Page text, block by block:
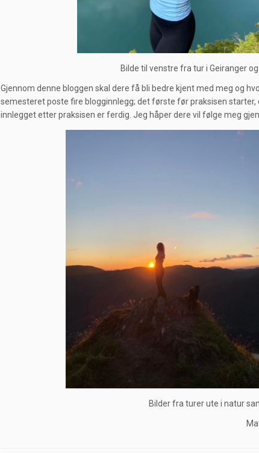
Bilde til venstre fra tur i Geiranger
Gjennom denne bloggen skal dere få bli bedre kjent med meg og
semesteret poste fire blogginnlegg; det første før praksisen
innlegget etter praksisen er ferdig. Jeg håper dere vil følge meg
Bilder fra turer ute i natur